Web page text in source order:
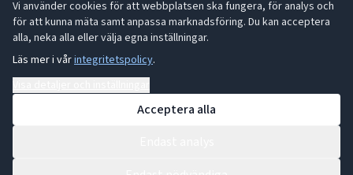
Vi använder cookies för att webbplatsen ska fungera, för analys och
för att kunna mäta samt anpassa marknadsföring. Du kan acceptera
alla, neka alla eller välja egna inställningar.
Läs mer i vårintegritetspolicy.
Acceptera alla
Metallgatan 21 B, 262 72
Ängelholm Orgnr: 556493-5780